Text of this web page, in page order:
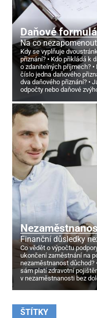
Daňové
Na co
Kdy se vyplňuje
přiznání?
Kdo přikládá k
o zdanitelných příjmech?
číslo jedna daňového
dva daňového přiznání?
odpočty nebo daňové
Finanční důsledky
Co vědět o výpočtu
ukončení zaměstnání na
nezaměstnanost důchod?
sám platí zdravotní
v nezaměstnanosti bez
ŠTÍTKY